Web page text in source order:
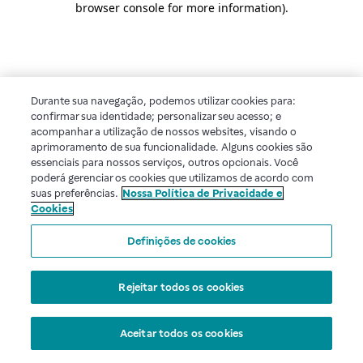
browser console for more information).
Durante sua navegação, podemos utilizar cookies para:
confirmar sua identidade; personalizar seu acesso; e
acompanhar a utilização de nossos websites, visando o
aprimoramento de sua funcionalidade. Alguns cookies são
essenciais para nossos serviços, outros opcionais. Você
poderá gerenciar os cookies que utilizamos de acordo com
suas preferências. Nossa Política de Privacidade e
Cookies
Definições de cookies
Rejeitar todos os cookies
Aceitar todos os cookies